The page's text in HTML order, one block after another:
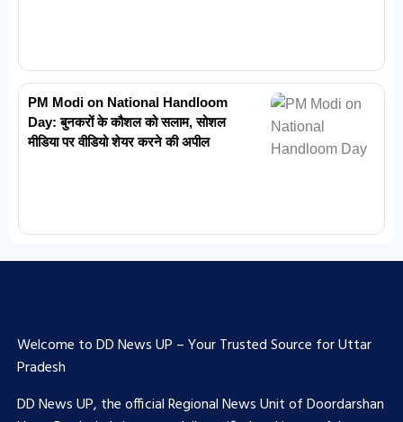
PM Modi on National Handloom
Day: बुनकरों के कौशल को सलाम, सोशल
मीडिया पर वीडियो शेयर करने की अपील
Welcome to DD News UP – Your Trusted Source for Uttar
Pradesh
DD News UP, the official Regional News Unit of Doordarshan